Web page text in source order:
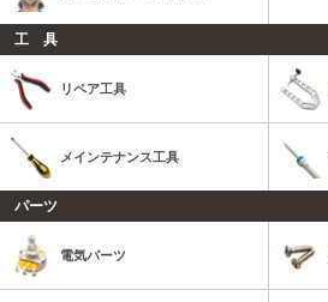
工 具
リペア工具
メインテナンス工具
パーツ
電気パーツ